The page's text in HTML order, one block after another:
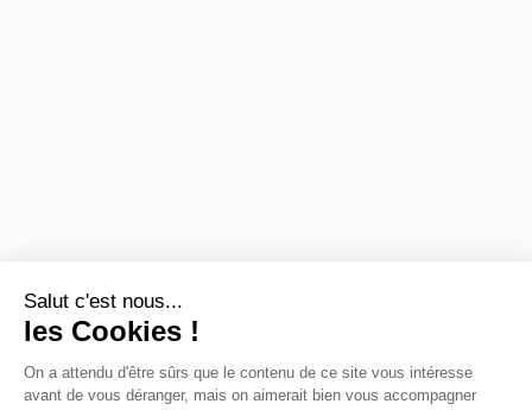
Salut c'est nous...
les Cookies !
On a attendu d'être sûrs que le contenu de ce site vous intéresse
avant de vous déranger, mais on aimerait bien vous accompagner